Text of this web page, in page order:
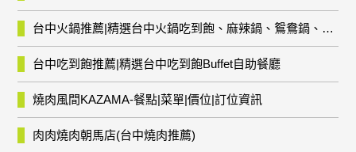
台中火鍋推薦|精選台中火鍋吃到飽、麻辣鍋、鴛鴦鍋、石頭火鍋、酸菜白肉鍋、海鮮鍋、燒酒雞、麻油雞、壽喜燒等熱門人氣火鍋店!
台中吃到飽推薦|精選台中吃到飽Buffet自助餐廳
燒肉風間KAZAMA-餐點|菜單|價位|訂位資訊
肉肉燒肉朝馬店(台中燒肉推薦)